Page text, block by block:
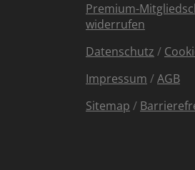
Premium-
widerrufen
Datenschutz /
Impressum /AGB
Sitemap /